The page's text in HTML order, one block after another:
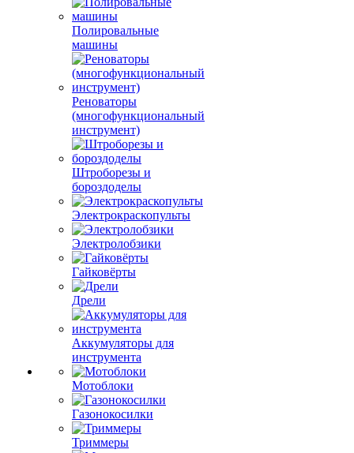
Полировальные
машины
Реноваторы
(многофункциональный
инструмент)
Штроборезы и
бороздоделы
Электрокраскопульты
Электролобзики
Гайковёрты
Дрели
Аккумуляторы для
инструмента
Мотоблоки
Газонокосилки
Триммеры